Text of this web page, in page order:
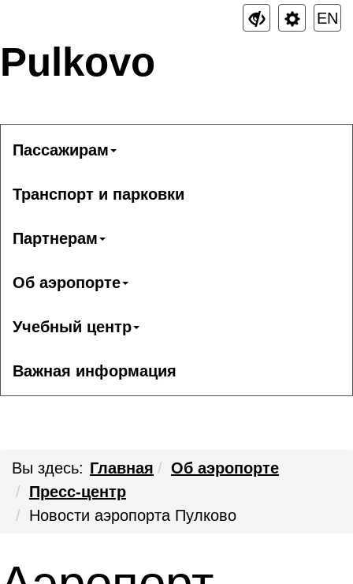
EN
Pulkovo
Пассажирам
Транспорт и парковки
Партнерам
Об аэропорте
Учебный центр
Важная информация
Вы здесь: Главная
Об аэропорте
Пресс-центр
Новости аэропорта Пулково